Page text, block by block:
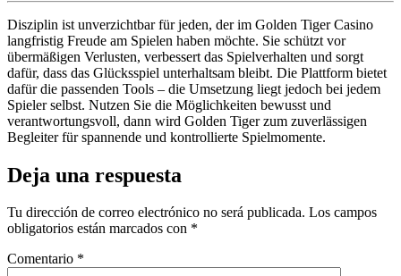
Disziplin ist unverzichtbar für jeden, der im Golden Tiger Casino
langfristig Freude am Spielen haben möchte. Sie schützt vor
übermäßigen Verlusten, verbessert das Spielverhalten und sorgt
dafür, dass das Glücksspiel unterhaltsam bleibt. Die Plattform bietet
dafür die passenden Tools – die Umsetzung liegt jedoch bei jedem
Spieler selbst. Nutzen Sie die Möglichkeiten bewusst und
verantwortungsvoll, dann wird Golden Tiger zum zuverlässigen
Begleiter für spannende und kontrollierte Spielmomente.
Deja una respuesta
Tu dirección de correo electrónico no será publicada. Los campos
obligatorios están marcados con *
Comentario *